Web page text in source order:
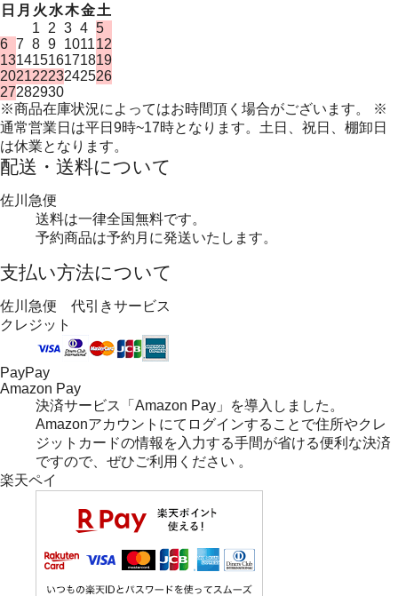
日 月 火 水木金土
1
2 3 4 5
6 7 8 9 101112
13141516171819
20212223242526
27282930
※商品在庫状況によってはお時間頂く場合がございます。 ※
通常営業日は平日9時~17時となります。土日、祝日、棚卸日
は休業となります。
配送・送料について
佐川急便
送料は一律全国無料です。
予約商品は予約月に発送いたします。
支払い方法について
佐川急便 代引きサービス
クレジット
PayPay
Amazon Pay
決済サービス「Amazon Pay」を導入しました。
Amazonアカウントにてログインすることで住所やクレ
ジットカードの情報を入力する手間が省ける便利な決済
ですので、ぜひご利用ください 。
楽天ペイ